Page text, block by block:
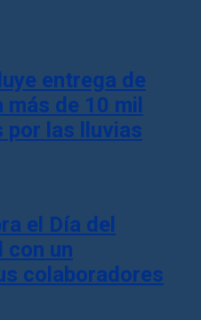
entrega de
de 10 mil
por las lluvias
el Día del
con un
colaboradores